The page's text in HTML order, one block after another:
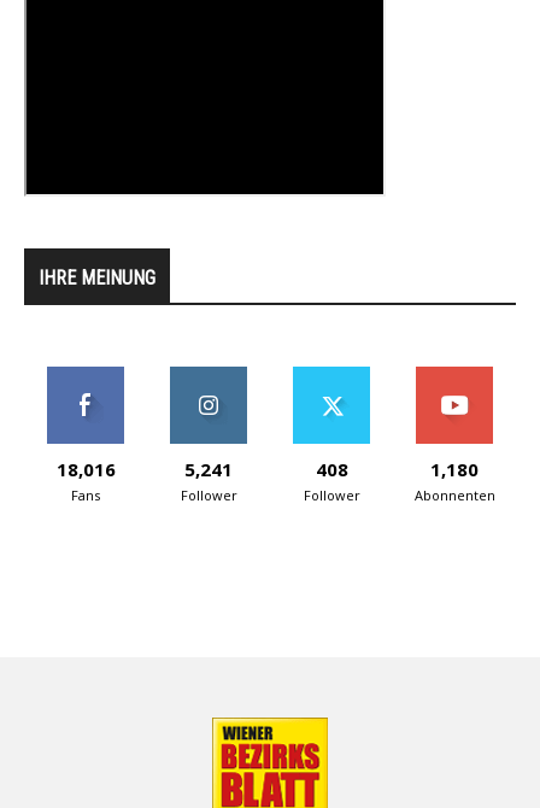
IHRE MEINUNG
18,016
Fans
5,241
Follower
408
Follower
1,180
Abonnenten